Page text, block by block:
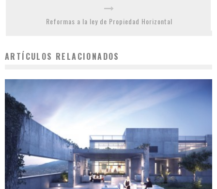
Reformas a la ley de Propiedad Horizontal
ARTÍCULOS RELACIONADOS